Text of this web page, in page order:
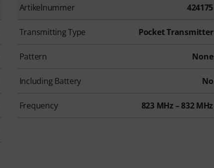
Artikelnummer 424175
Transmitting Type Pocket Transmitter
Pattern None
Including Battery No
Frequency 823 MHz – 832 MHz